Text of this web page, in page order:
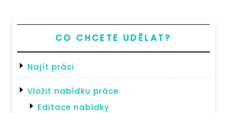
CO CHCETE UDĚLAT?
Najít práci
Vložit nabídku práce
Editace nabídky